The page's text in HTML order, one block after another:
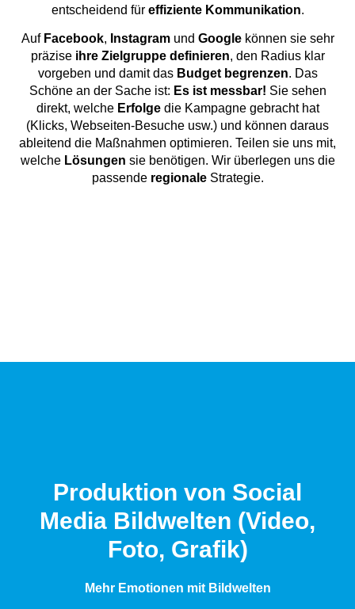
entscheidend für effiziente Kommunikation.
Auf Facebook, Instagramund Googlekönnen sie sehr
präzise ihre Zielgruppe definieren, den Radius klar
vorgeben und damit das Budget begrenzen. Das
Schöne an der Sache ist: Es ist messbar! Sie sehen
direkt, welche Erfolgedie Kampagne gebracht hat
(Klicks, Webseiten-Besuche usw.) und können daraus
ableitend die Maßnahmen optimieren. Teilen sie uns mit,
welche Lösungen sie benötigen. Wir überlegen uns die
passende regionaleStrategie.
Produktion von Social
Media Bildwelten (Video,
Foto, Grafik)
Mehr Emotionen mit Bildwelten